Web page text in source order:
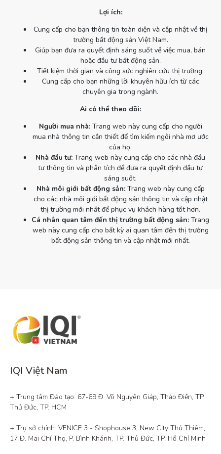
Lợi ích:
Cung cấp cho bạn thông tin toàn diện và cập nhật về thị
trường bất động sản Việt Nam.
Giúp bạn đưa ra quyết định sáng suốt về việc mua, bán
hoặc đầu tư bất động sản.
Tiết kiệm thời gian và công sức nghiên cứu thị trường.
Cung cấp cho bạn những lời khuyên hữu ích từ các
chuyên gia trong ngành.
Ai có thể theo dõi:
Người mua nhà:Trang web này cung cấp cho người
mua nhà thông tin cần thiết để tìm kiếm ngôi nhà mơ ước
của họ.
Nhà đầu tư: Trang web này cung cấp cho các nhà đầu
tư thông tin và phân tích để đưa ra quyết định đầu tư
sáng suốt.
Nhà môi giới bất động sản:Trang web này cung cấp
cho các nhà môi giới bất động sản thông tin và cập nhật
thị trường mới nhất để phục vụ khách hàng tốt hơn.
Cá nhân quan tâm đến thị trường bất động sản: Trang
web này cung cấp cho bất kỳ ai quan tâm đến thị trường
bất động sản thông tin và cập nhật mới nhất.
IQI Việt Nam
+ Trung tâm Đào tạo: 67-69 Đ. Võ Nguyên Giáp, Thảo Điền, TP.
Thủ Đức, TP. HCM
+ Trụ sở chính: VENICE 3 - Shophouse 3, New City Thủ Thiêm,
17 Đ. Mai Chí Thọ, P. Bình Khánh, TP. Thủ Đức, TP. Hồ Chí Minh